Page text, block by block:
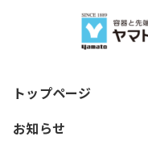
トップページ
お知らせ